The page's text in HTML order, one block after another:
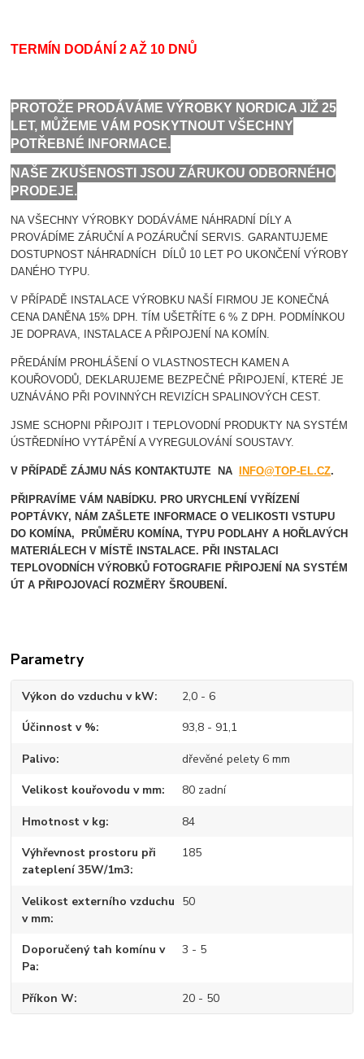
TERMÍN DODÁNÍ 2 AŽ 10 DNŮ
PROTOŽE PRODÁVÁME VÝROBKY NORDICA JIŽ 25
LET, MŮŽEME VÁM POSKYTNOUT VŠECHNY
POTŘEBNÉ INFORMACE.
NAŠE ZKUŠENOSTI JSOU ZÁRUKOU ODBORNÉHO
PRODEJE.
NA VŠECHNY VÝROBKY DODÁVÁME NÁHRADNÍ DÍLY A
PROVÁDÍME ZÁRUČNÍ A POZÁRUČNÍ SERVIS. GARANTUJEME
DOSTUPNOST NÁHRADNÍCH DÍLŮ 10 LET PO UKONČENÍ VÝROBY
DANÉHO TYPU.
V PŘÍPADĚ INSTALACE VÝROBKU NAŠÍ FIRMOU JE KONEČNÁ
CENA DANĚNA 15% DPH. TÍM UŠETŘÍTE 6 % Z DPH. PODMÍNKOU
JE DOPRAVA, INSTALACE A PŘIPOJENÍ NA KOMÍN.
PŘEDÁNÍM PROHLÁŠENÍ O VLASTNOSTECH KAMEN A
KOUŘOVODŮ, DEKLARUJEME BEZPEČNÉ PŘIPOJENÍ, KTERÉ JE
UZNÁVÁNO PŘI POVINNÝCH REVIZÍCH SPALINOVÝCH CEST.
JSME SCHOPNI PŘIPOJIT I TEPLOVODNÍ PRODUKTY NA SYSTÉM
ÚSTŘEDNÍHO VYTÁPĚNÍ A VYREGULOVÁNÍ SOUSTAVY.
V PŘÍPADĚ ZÁJMU NÁS KONTAKTUJTE NA INFO@TOP-EL.CZ.
PŘIPRAVÍME VÁM NABÍDKU. PRO URYCHLENÍ VYŘÍZENÍ
POPTÁVKY, NÁM ZAŠLETE INFORMACE O VELIKOSTI VSTUPU
DO KOMÍNA, PRŮMĚRU KOMÍNA, TYPU PODLAHY A HOŘLAVÝCH
MATERIÁLECH V MÍSTĚ INSTALACE. PŘI INSTALACI
TEPLOVODNÍCH VÝROBKŮ FOTOGRAFIE PŘIPOJENÍ NA SYSTÉM
ÚT A PŘIPOJOVACÍ ROZMĚRY ŠROUBENÍ.
Parametry
Výkon do vzduchu v kW 2,0 - 6
Účinnost v % 93,8 - 91,1
Palivo dřevěné pelety 6 mm
Velikost kouřovodu v mm 80 zadní
Hmotnost v kg 84
Výhřevnost prostoru při
zateplení 35W/1m3
185
Velikost externího vzduchu
v mm
50
Doporučený tah komínu v
Pa
3 - 5
Příkon W 20 - 50